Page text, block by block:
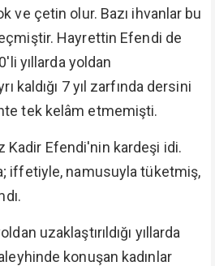
ve çetin olur. Bazı ihvanlar bu
Hayrettin Efendi de
yıllarda yoldan
kaldığı 7 yıl zarfında dersini
tek kelâm etmemişti.
Kadir Efendi'nin kardeşi idi.
iffetiyle, namusuyla tüketmiş,
uzaklaştırıldığı yıllarda
konuşan kadınlar